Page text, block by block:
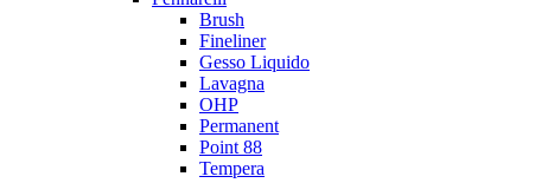
Brush
Fineliner
Gesso Liquido
Lavagna
OHP
Permanent
Point 88
Tempera